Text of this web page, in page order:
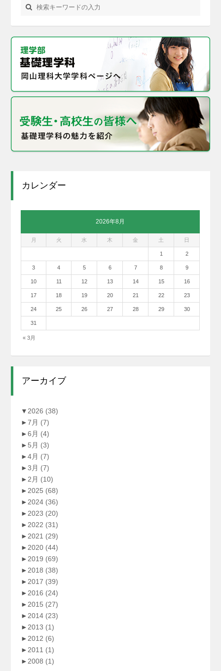
カレンダー
2026年8月
月 火 水 木 金 土 日
« 3月
1 2
3 4 5 6 7 8 9
10 11 12 13 14 15 16
17 18 19 20 21 22 23
24 25 26 27 28 29 30
31
アーカイブ
▼2026 (38)
►7月 (7)
►6月 (4)
► 5月 (3)
►4月 (7)
►3月 (7)
►2月 (10)
►2025 (68)
►2024 (36)
►2023 (20)
►2022 (31)
►2021 (29)
►2020 (44)
►2019 (69)
►2018 (38)
►2017 (39)
►2016 (24)
►2015 (27)
►2014 (23)
►2013 (1)
►2012 (6)
►2011 (1)
►2008 (1)